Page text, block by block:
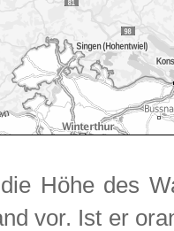
Höhe des
vor. Ist er